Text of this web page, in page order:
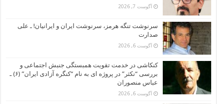
آگوست 7, 2026
سرنوشت تنگه هرمز، سرنوشت ایران و ایرانیان! ـ علی
صدارت
آگوست 6, 2026
کنکاشی در خدمت تقویت همبستگی جنبش اجتماعی و
بررسی “نکثر” در پروژه ای به نام “کنگره آزادی ایران” (۶) ـ
عباس منصوران
آگوست 6, 2026